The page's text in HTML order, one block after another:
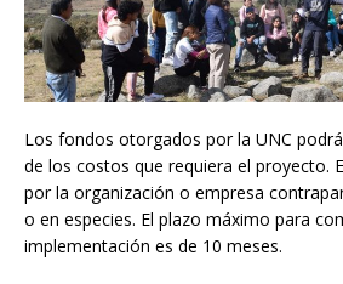
Los fondos otorgados por la UNC
de los costos que requiera el proyecto.
por la organización o empresa
o en especies. El plazo máximo para
implementación es de 10 meses.